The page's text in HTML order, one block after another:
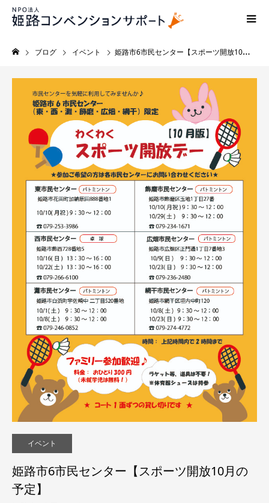
ブログ イベント 姫路市6市民センター【スポーツ開放10月の予定】
イベント
姫路市6市民センター【スポーツ開放10月の
予定】